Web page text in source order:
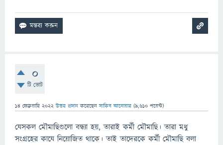
0
টি ভোট
14 ফেব্রুয়ারি 2022 উত্তর প্রদান করেছেনসাকিব আনোয়ার (9,610 পয়েন্ট)
যেসকল মৌমাছিগুলো বন্ধ্যা হয়, তারাই কর্মী মৌমাছি। তারা মধু
সংগ্রহের কাযে নিয়োজিত থাকে। তাই তাদেরকে কর্মী মৌমাছি বলা